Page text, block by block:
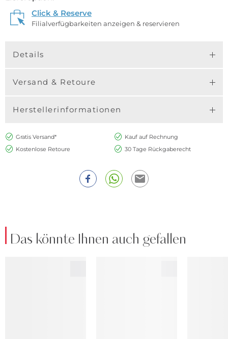
Click & Reserve
Filialverfügbarkeiten anzeigen & reservieren
Details
Versand & Retoure
Herstellerinformationen
Gratis Versand*
Kauf auf Rechnung
Kostenlose Retoure
30 Tage Rückgaberecht
Das könnte Ihnen auch gefallen